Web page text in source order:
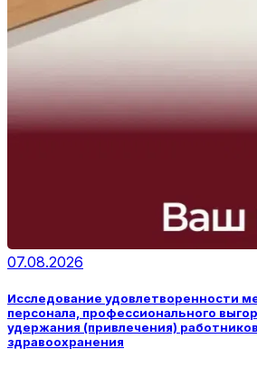
07.08.2026
Исследование удовлетворенности
персонала, профессионального
удержания (привлечения)
здравоохранения